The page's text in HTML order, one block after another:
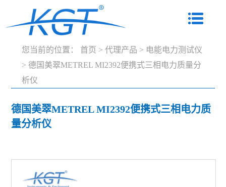
您当前的位置： 首页 > 代理产品 > 电能电力测试仪
> 德国美翠METREL MI2392便携式三相电力质量分
析仪
德国美翠METREL MI2392便携式三相电力质
量分析仪